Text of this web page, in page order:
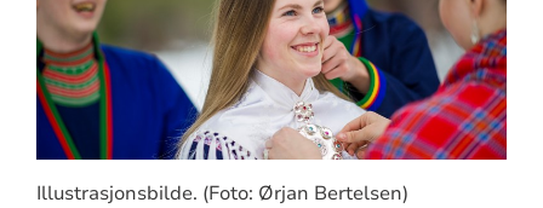
Illustrasjonsbilde. (Foto: Ørjan Bertelsen)